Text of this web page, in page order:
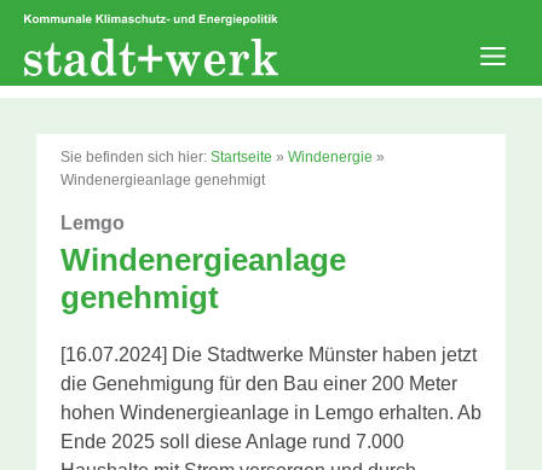
Zum
springen
Sie befinden sich hier: Startseite » Windenergie »
Windenergieanlage genehmigt
Lemgo
Windenergieanlage
genehmigt
[16.07.2024] Die Stadtwerke Münster haben jetzt
die Genehmigung für den Bau einer 200 Meter
hohen Windenergieanlage in Lemgo erhalten. Ab
Ende 2025 soll diese Anlage rund 7.000